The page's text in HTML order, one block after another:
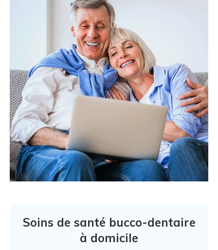
Soins de santé bucco-dentaire
à domicile